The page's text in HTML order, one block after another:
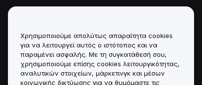
Πολιτική σύγκρουσης
συμφερόντων
Σύνοψη της Πολιτικής
Θεματοφυλακής και
Διαχείρισης
Χρησιμοποιούμε απολύτως απαραίτητα cookies
για να λειτουργεί αυτός ο ιστότοπος και να
παραμένει ασφαλής. Με τη συγκατάθεσή σου,
χρησιμοποιούμε επίσης cookies λειτουργικότητας,
αναλυτικών στοιχείων, μάρκετινγκ και μέσων
κοινωνικής δικτύωσης για να θυμόμαστε τις